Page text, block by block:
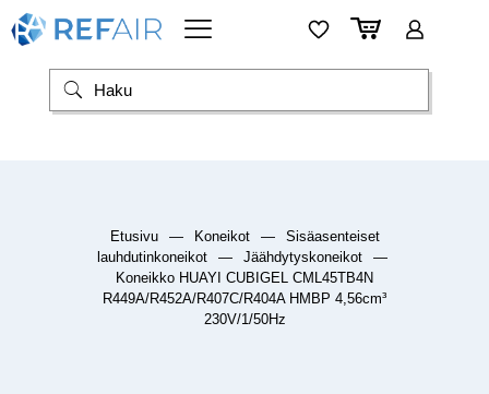
Etusivu — Koneikot —
Sisäasenteiset
lauhdutinkoneikot
— Jäähdytyskoneikot
—
Koneikko HUAYI CUBIGEL CML45TB4N
R449A/R452A/R407C/R404A HMBP 4,56cm³
230V/1/50Hz